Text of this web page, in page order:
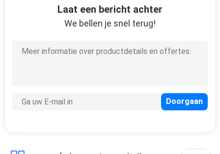
Laat een bericht achter
We bellen je snel terug!